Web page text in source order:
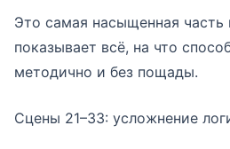
Это самая насыщенная часть
показывает всё, на что
методично и без пощады.
Сцены 21–33: усложнение